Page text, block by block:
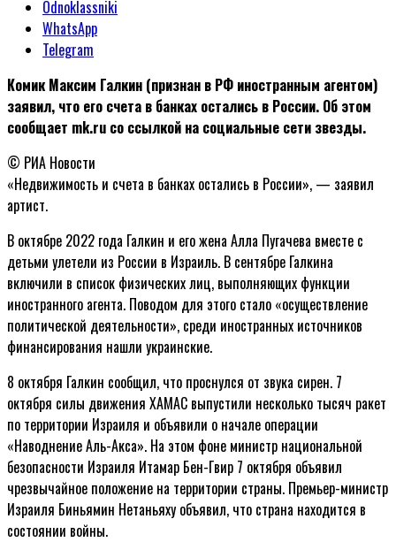
Odnoklassniki
WhatsApp
Telegram
Комик Максим Галкин (признан в РФ иностранным агентом)
заявил, что его счета в банках остались в России. Об этом
сообщает mk.ru со ссылкой на социальные сети звезды.
© РИА Новости
«Недвижимость и счета в банках остались в России», — заявил
артист.
В октябре 2022 года Галкин и его жена Алла Пугачева вместе с
детьми улетели из России в Израиль. В сентябре Галкина
включили в список физических лиц, выполняющих функции
иностранного агента. Поводом для этого стало «осуществление
политической деятельности», среди иностранных источников
финансирования нашли украинские.
8 октября Галкин сообщил, что проснулся от звука сирен. 7
октября силы движения ХАМАС выпустили несколько тысяч ракет
по территории Израиля и объявили о начале операции
«Наводнение Аль-Акса». На этом фоне министр национальной
безопасности Израиля Итамар Бен-Гвир 7 октября объявил
чрезвычайное положение на территории страны. Премьер-министр
Израиля Биньямин Нетаньяху объявил, что страна находится в
состоянии войны.